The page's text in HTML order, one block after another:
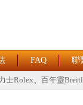
FAQ 聯
士Rolex、 百年靈